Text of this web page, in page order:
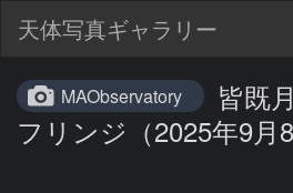
天体写真ギャラリー
MAObservatory
皆既
フリンジ（2025年9月8